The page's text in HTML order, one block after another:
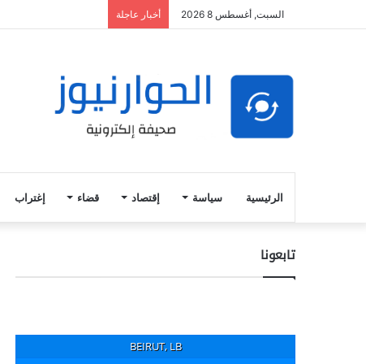
السبت, أغسطس 8 2026 أخبار عاجلة
الرئيسية سياسة إقتصاد قضاء إغتراب
تابعونا
BEIRUT, LB